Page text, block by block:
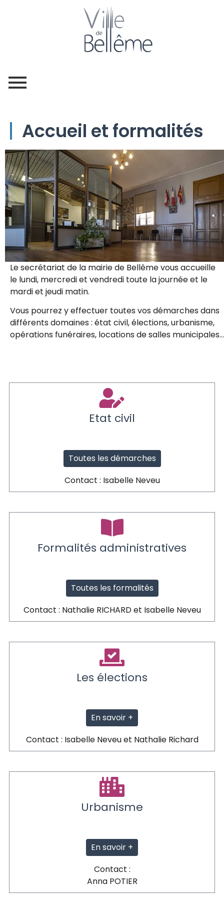
Accueil et formalités
Le secrétariat de la mairie de Bellême vous accueille
le lundi, mercredi et vendredi toute la journée et le
mardi et jeudi matin.
Vous pourrez y effectuer toutes vos démarches dans
différents domaines : état civil, élections, urbanisme,
opérations funéraires, locations de salles municipales…
Etat civil
Toutes les démarches
Contact : Isabelle Neveu
Formalités administratives
Toutes les formalités
Contact : Nathalie RICHARD et Isabelle Neveu
Les élections
En savoir +
Contact : Isabelle Neveu et Nathalie Richard
Urbanisme
En savoir +
Contact :
Anna POTIER